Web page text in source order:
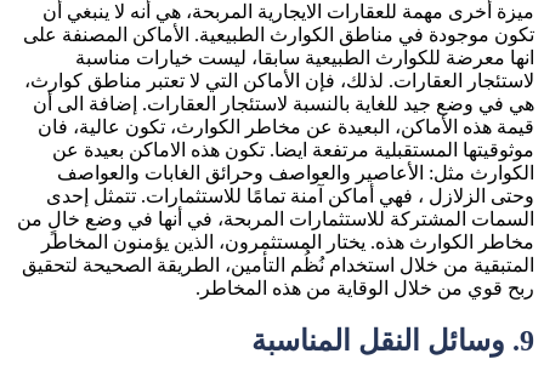
ميزة أخرى مهمة للعقارات الايجارية المربحة، هي أنه لا ينبغي أن
تكون موجودة في مناطق الكوارث الطبيعية. الأماكن المصنفة على
انها معرضة للكوارث الطبيعية سابقا، ليست خيارات مناسبة
لاستئجار العقارات. لذلك، فإن الأماكن التي لا تعتبر مناطق كوارث،
هي في وضع جيد للغاية بالنسبة لاستئجار العقارات. إضافة الى أن
قيمة هذه الأماكن، البعيدة عن مخاطر الكوارث، تكون عالية، فان
موثوقيتها المستقبلية مرتفعة ايضا. تكون هذه الاماكن بعيدة عن
الكوارث مثل: الأعاصير والعواصف وحرائق الغابات والعواصف
وحتى الزلازل ، فهي أماكن آمنة تمامًا للاستثمارات. تتمثل إحدى
السمات المشتركة للاستثمارات المربحة، في أنها في وضع خالٍ من
مخاطر الكوارث هذه. يختار المستثمرون، الذين يؤمنون المخاطر
المتبقية من خلال استخدام نُظُم التأمين، الطريقة الصحيحة لتحقيق
ربح قوي من خلال الوقاية من هذه المخاطر.
9. وسائل النقل المناسبة